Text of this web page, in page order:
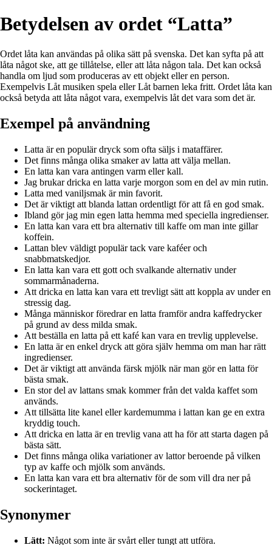
Betydelsen av ordet “Latta”
Ordet låta kan användas på olika sätt på svenska. Det kan syfta på att
låta något ske, att ge tillåtelse, eller att låta någon tala. Det kan också
handla om ljud som produceras av ett objekt eller en person.
Exempelvis Låt musiken spela eller Låt barnen leka fritt. Ordet låta kan
också betyda att låta något vara, exempelvis låt det vara som det är.
Exempel på användning
Latta är en populär dryck som ofta säljs i mataffärer.
Det finns många olika smaker av latta att välja mellan.
En latta kan vara antingen varm eller kall.
Jag brukar dricka en latta varje morgon som en del av min rutin.
Latta med vaniljsmak är min favorit.
Det är viktigt att blanda lattan ordentligt för att få en god smak.
Ibland gör jag min egen latta hemma med speciella ingredienser.
En latta kan vara ett bra alternativ till kaffe om man inte gillar
koffein.
Lattan blev väldigt populär tack vare kaféer och
snabbmatskedjor.
En latta kan vara ett gott och svalkande alternativ under
sommarmånaderna.
Att dricka en latta kan vara ett trevligt sätt att koppla av under en
stressig dag.
Många människor föredrar en latta framför andra kaffedrycker
på grund av dess milda smak.
Att beställa en latta på ett kafé kan vara en trevlig upplevelse.
En latta är en enkel dryck att göra själv hemma om man har rätt
ingredienser.
Det är viktigt att använda färsk mjölk när man gör en latta för
bästa smak.
En stor del av lattans smak kommer från det valda kaffet som
används.
Att tillsätta lite kanel eller kardemumma i lattan kan ge en extra
kryddig touch.
Att dricka en latta är en trevlig vana att ha för att starta dagen på
bästa sätt.
Det finns många olika variationer av lattor beroende på vilken
typ av kaffe och mjölk som används.
En latta kan vara ett bra alternativ för de som vill dra ner på
sockerintaget.
Synonymer
Lätt: Något som inte är svårt eller tungt att utföra.